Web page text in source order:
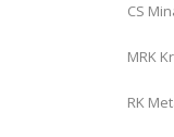
CS
MRK
RK